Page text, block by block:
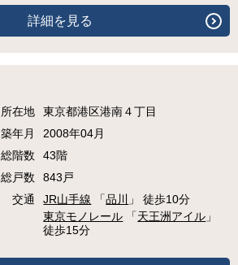
詳細を見る
所在地
東京都港区港南４丁目
築年月
2008年04月
総階数
43階
総戸数
843戸
交通
JR山手線 「品川
」 徒歩10分
東京モノレール 「天王洲アイル 」
徒歩15分